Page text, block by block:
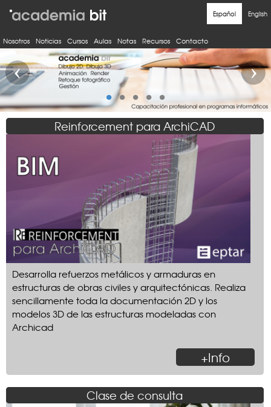
Nosotros Noticias Cursos Aulas Notas Recursos Contacto
‹ ›
• • • • •
Reinforcement para ArchiCAD
Desarrolla refuerzos metálicos y armaduras en
estructuras de obras civiles y arquitectónicas. Realiza
sencillamente toda la documentación 2D y los
modelos 3D de las estructuras modeladas con
Archicad
+Info
Clase de consulta